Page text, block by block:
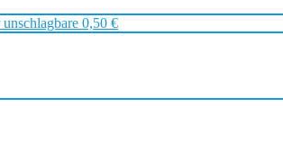
0,50 €